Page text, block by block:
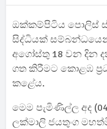
ඔක්කම්පිටිය පොලිස්
සිද්ධියක්
අගෝස්තු 18 වන දින
ගත කිරීමට කොළඹ
කළේය.
මෙම පැමිණිල්ල අද
ලක්මාලි ජයතුංග